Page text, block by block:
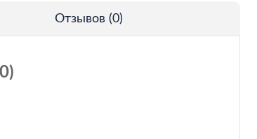
Отзывов (0)